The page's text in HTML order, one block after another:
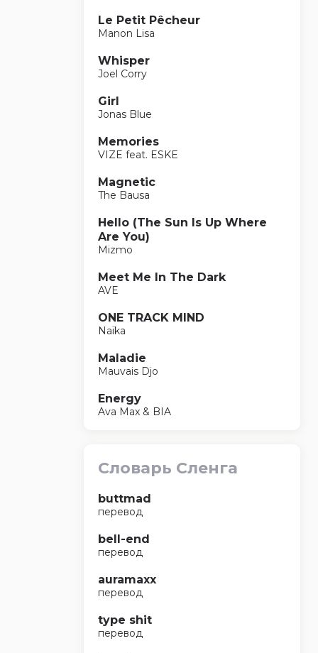
Le Petit Pêcheur
Manon Lisa
Whisper
Joel Corry
Girl
Jonas Blue
Memories
VIZE feat. ESKE
Magnetic
The Bausa
Hello (The Sun Is Up Where
Are You)
Mizmo
Meet Me In The Dark
AVE
ONE TRACK MIND
Naïka
Maladie
Mauvais Djo
Energy
Ava Max & BIA
Словарь Сленга
buttmad
перевод
bell-end
перевод
auramaxx
перевод
type shit
перевод